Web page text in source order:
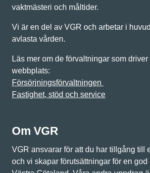
vaktmästeri och måltider.
Vi är en del av VGR och arbetar i
avlasta vården.
Läs mer om de förvaltningar som driver
webbplats:
Försörjningsförvaltningen
Fastighet, stöd och service
Om VGR
VGR ansvarar för att du har tillgång till
och vi skapar förutsättningar för en